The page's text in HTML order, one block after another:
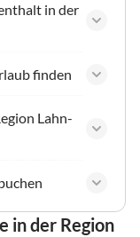
in der
finden
Lahn-
in der Region